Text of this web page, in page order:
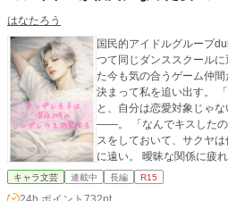
はなたろう
国民的アイドルグループ
つて同じダンススクールに通っ
た今も気の合うゲーム仲間だ。 サクヤは深夜2時に
決まって私を追い出す。 「さっさと帰れ」 だから私はずっ
と、自分は恋愛対象じゃないの
――。 「なんでキスしたの？」 「ん、なんとなく」 突然キ
スをしておいて、サクヤは何
に遠い。 曖昧な関係に疲
うと決意する。 そんな私の心を支えてくれたのは、オンライ
キャラ文芸 連載中 長編 R15